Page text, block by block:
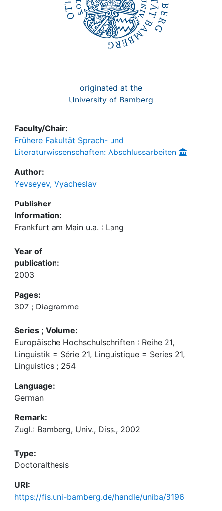
originated at the
University of Bamberg
Faculty/Chair:
Frühere Fakultät Sprach- und
Literaturwissenschaften: Abschlussarbeiten
Author:
Yevseyev, Vyacheslav
Publisher
Information:
Frankfurt am Main u.a. : Lang
Year of
publication:
2003
Pages:
307 ; Diagramme
Series ; Volume:
Europäische Hochschulschriften : Reihe 21,
Linguistik = Série 21, Linguistique = Series 21,
Linguistics ; 254
Language:
German
Remark:
Zugl.: Bamberg, Univ., Diss., 2002
Type:
Doctoralthesis
URI:
https://fis.uni-bamberg.de/handle/uniba/8196